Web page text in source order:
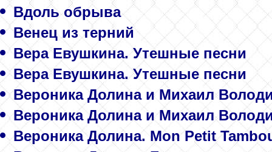
Вдоль обрыва
Венец из терний
Вера Евушкина. Утешные песни
Вера Евушкина. Утешные песни
Вероника Долина и Михаил
Вероника Долина и Михаил
Вероника Долина. Mon Petit